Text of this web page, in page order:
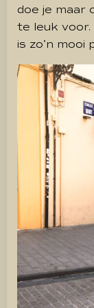
doe je maar
te leuk
is zo’n mooi